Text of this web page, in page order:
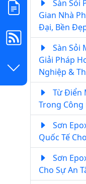
Sàn Sỏi
Gian Nhà
Đại, Bền
Sàn Sỏi
Giải Pháp
Nghiệp &
Từ Điển
Trong Công
Sơn
Quốc Tế
Sơn
Cho Sự An